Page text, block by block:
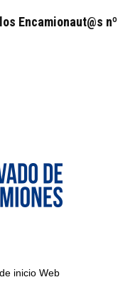
Encamionaut@s nº
inicio Web